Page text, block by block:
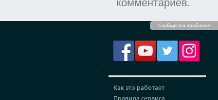
Сообщить о проблеме
комментариев.
Как это работает
Правила сервиса